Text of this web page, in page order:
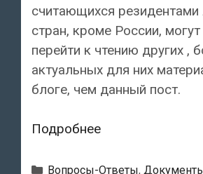
считающихся
стран, кроме России,
перейти к чтению других ,
актуальных для них
блоге, чем данный пост.
ПодробнееКак
паспорт
Рубрики
Вопросы-Ответы,